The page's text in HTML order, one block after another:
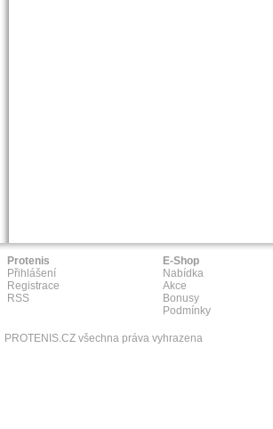
Protenis
Přihlášení
Registrace
RSS
E-Shop
Nabídka
Akce
Bonusy
Podmínky
PROTENIS.CZ všechna práva vyhrazena